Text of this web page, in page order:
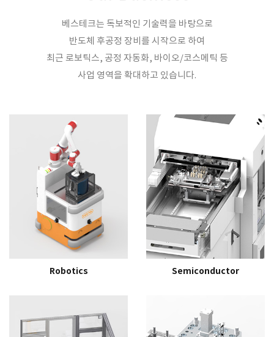
베스테크는 독보적인 기술력을 바탕으로
반도체 후공정 장비를 시작으로 하여
최근 로보틱스, 공정 자동화, 바이오/코스메틱 등
사업 영역을 확대하고 있습니다.
Robotics Semiconductor